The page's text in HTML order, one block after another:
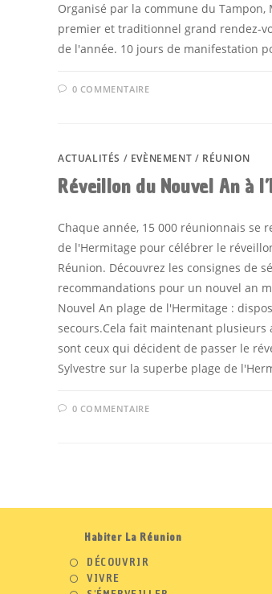
Organisé par la commune du Tampon,
premier et traditionnel grand rendez-
de l'année. 10 jours de manifestation
0 COMMENTAIRE
ACTUALITÉS / EVÈNEMENT / RÉUNION
Réveillon du Nouvel An à
Chaque année, 15 000 réunionnais se
de l'Hermitage pour célébrer le
Réunion. Découvrez les consignes de
recommandations pour un nouvel an
Nouvel An plage de l'Hermitage :
secours.Cela fait maintenant plusieurs
sont ceux qui décident de passer le
Sylvestre sur la superbe plage de
0 COMMENTAIRE
Habiter La Réunion
DÉCOUVRIR
VIVRE